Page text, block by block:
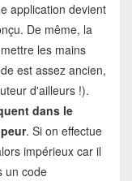
application devient
De même, la
les mains
est assez ancien,
d'ailleurs !).
dans le
. Si on effectue
impérieux car il
un code